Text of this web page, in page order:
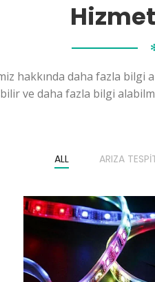
hakkında daha fazla bilgi
ve daha fazla bilgi
ALL ARIZA